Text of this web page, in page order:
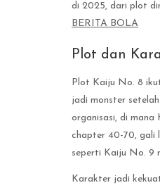
di 2025, dari plot
BERITA BOLA
Plot dan
Plot Kaiju No. 8
jadi monster
organisasi, di mana
chapter 40-70, gali
seperti Kaiju No. 9
Karakter jadi